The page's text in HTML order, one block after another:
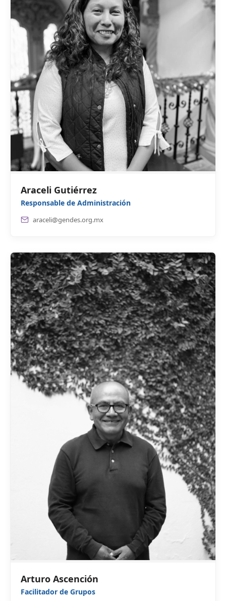
Araceli Gutiérrez
Responsable de Administración
araceli@gendes.org.mx
Arturo Ascención
Facilitador de Grupos